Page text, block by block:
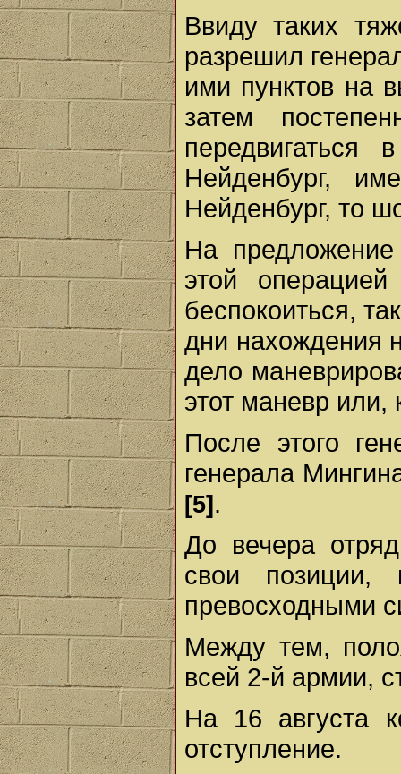
Ввиду таких
разрешил
ими пунктов на
затем
Нейденбург,
Нейденбург, то
На предложение
этой
беспокоиться,
дни нахождения
дело
этот маневр или,
После этого
генерала
[5] .
До вечера
свои позиции,
превосходными
Между тем,
всей 2-й армии,
На 16 августа
отступление.